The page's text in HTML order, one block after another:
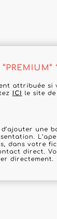
attribuée
ICI le site
une
dans votre
direct.
directement.